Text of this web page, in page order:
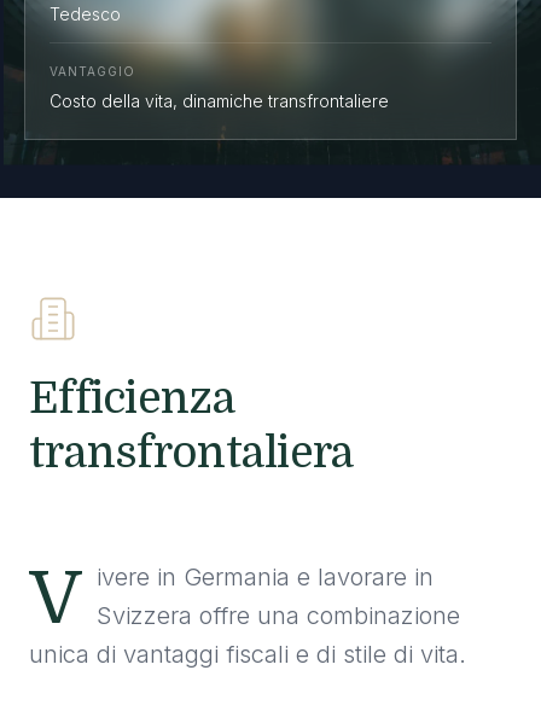
Tedesco
VANTAGGIO
Costo della vita, dinamiche transfrontaliere
Efficienza
transfrontaliera
V ivere in Germania e lavorare in
Svizzera offre una combinazione
unica di vantaggi fiscali e di stile di vita.